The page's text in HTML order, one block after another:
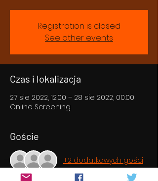
Registration is closed
See other events
Czas i lokalizacja
27 sie 2022, 12:00 – 28 sie 2022, 00:00
Online Screening
Goście
+2 dodatkowych gości